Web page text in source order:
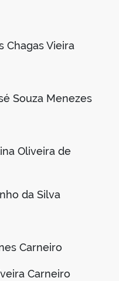
Chagas Vieira
Souza Menezes
Oliveira de
da Silva
Carneiro
Carneiro